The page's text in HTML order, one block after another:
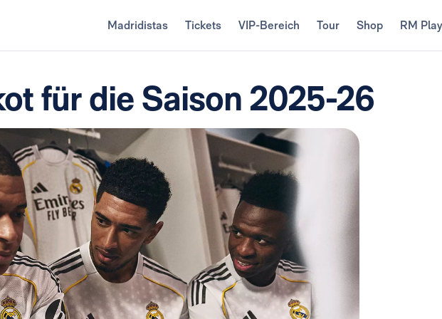
Madridistas Tickets VIP-Bereich Tour Shop RM Play
für die Saison 2025-26